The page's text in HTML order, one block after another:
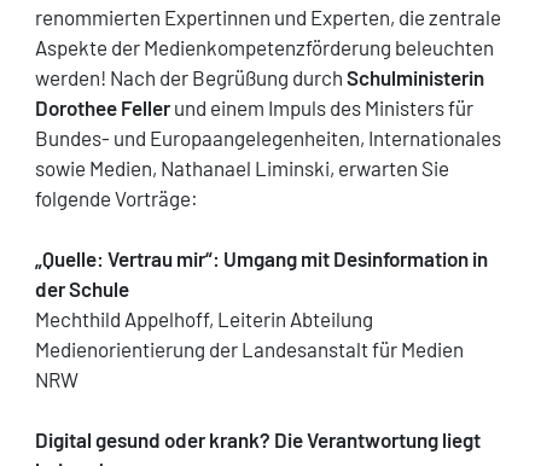
renommierten Expertinnen und Experten, die zentrale
Aspekte der Medienkompetenzförderung beleuchten
werden! Nach der Begrüßung durch Schulministerin
Dorothee Fellerund einem Impuls des Ministers für
Bundes- und Europaangelegenheiten, Internationales
sowie Medien, Nathanael Liminski, erwarten Sie
folgende Vorträge:
„Quelle: Vertrau mir“: Umgang mit Desinformation in
der Schule
Mechthild Appelhoff, Leiterin Abteilung
Medienorientierung der Landesanstalt für Medien
NRW
Digital gesund oder krank? Die Verantwortung liegt